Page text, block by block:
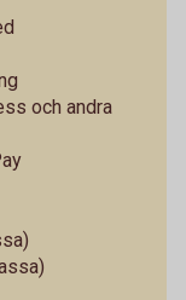
och andra